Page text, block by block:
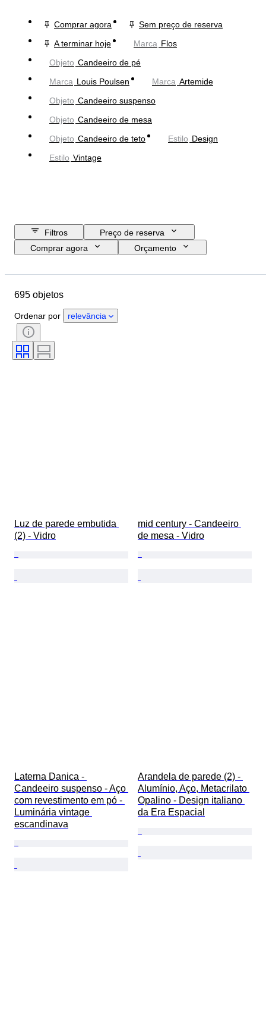
Comprar agora
Sem preço de reserva
A terminar hoje
Marca Flos
Objeto Candeeiro de pé
Marca Louis Poulsen Marca Artemide
Objeto Candeeiro suspenso
Objeto Candeeiro de mesa
Objeto Candeeiro de teto Estilo Design
Estilo Vintage
Filtros
Preço de reserva
Comprar agora
Orçamento
Marca
País de origem
Estado
Período
Assinatura
Candeeiro náutico
695 objetos
Ordenar por relevância
Luz de parede embutida
(2) - Vidro
mid century - Candeeiro
de mesa - Vidro
Laterna Danica -
Candeeiro suspenso - Aço
com revestimento em pó -
Luminária vintage
escandinava
Arandela de parede (2) -
Alumínio, Aço, Metacrilato
Opalino - Design italiano
da Era Espacial